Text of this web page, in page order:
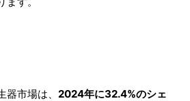
器市場は、2024年に32.4%のシェ